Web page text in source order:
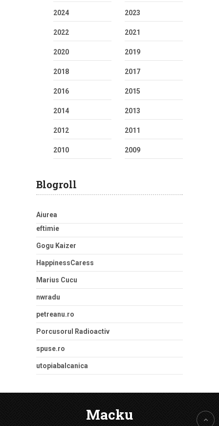
2024 2023
2022 2021
2020 2019
2018 2017
2016 2015
2014 2013
2012 2011
2010 2009
Blogroll
Aiurea
eftimie
Gogu Kaizer
HappinessCaress
Marius Cucu
nwradu
petreanu.ro
Porcusorul Radioactiv
spuse.ro
utopiabalcanica
Macku